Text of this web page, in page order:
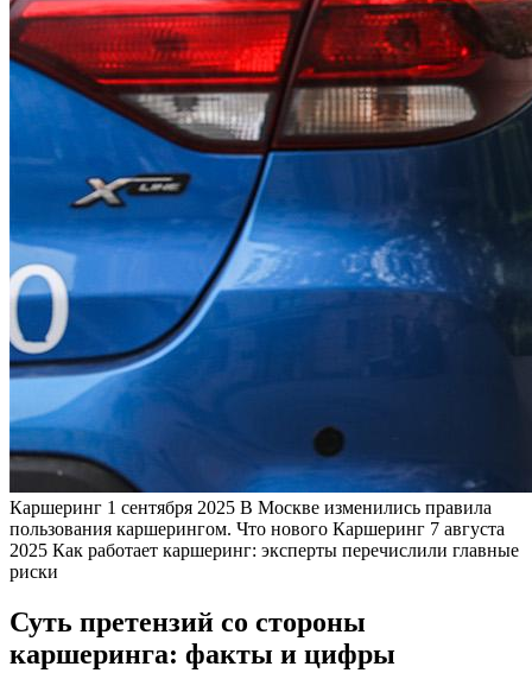
Каршеринг 1 сентября 2025 В Москве изменились правила
пользования каршерингом. Что нового Каршеринг 7 августа
2025 Как работает каршеринг: эксперты перечислили главные
риски
Суть претензий со стороны
каршеринга: факты и цифры